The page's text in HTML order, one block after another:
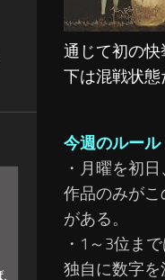
通じて初の
下は混戦状態
今週のルール
・月曜を初
作品のみが
がある。
・1～3位ま
独自に数字を